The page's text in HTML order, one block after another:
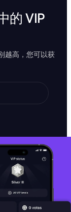
的 VIP
越高，您可以获